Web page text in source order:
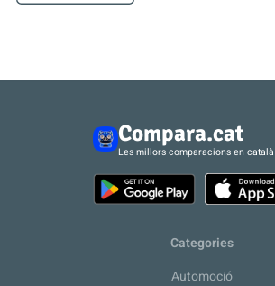
Compara.cat
Les millors comparacions en català
Categories
Automoció